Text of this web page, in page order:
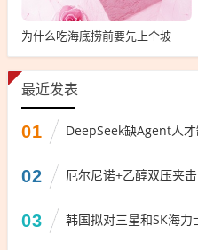
为什么吃海底捞前要先上个坡
最近发表
01 DeepSeek缺Agent人
02 厄尔尼诺+乙醇双压夹
03 韩国拟对三星和SK海力